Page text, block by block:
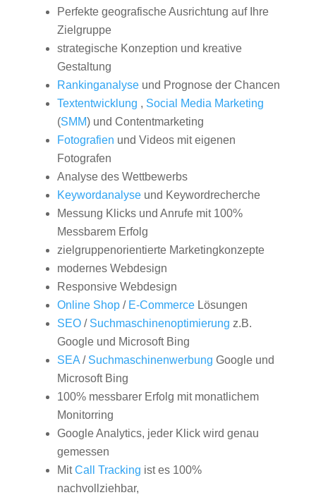
Perfekte geografische Ausrichtung auf Ihre
Zielgruppe
strategische Konzeption und kreative
Gestaltung
Rankinganalyseund Prognose der Chancen
Textentwicklung , Social Media Marketing
(SMM) und Contentmarketing
Fotografien und Videos mit eigenen
Fotografen
Analyse des Wettbewerbs
Keywordanalyseund Keywordrecherche
Messung Klicks und Anrufe mit 100%
Messbarem Erfolg
zielgruppenorientierte Marketingkonzepte
modernes Webdesign
Responsive Webdesign
Online Shop/ E-CommerceLösungen
SEO/ Suchmaschinenoptimierung z.B.
Google und Microsoft Bing
SEA/ Suchmaschinenwerbung Google und
Microsoft Bing
100% messbarer Erfolg mit monatlichem
Monitorring
Google Analytics, jeder Klick wird genau
gemessen
MitCall Tracking ist es 100%
nachvollziehbar,